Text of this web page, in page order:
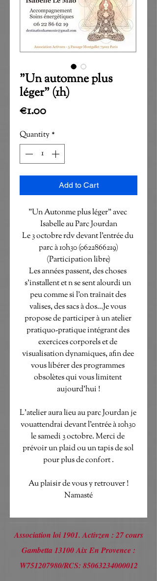
"Un automne plus
léger" (1h)
€1.00Price
Quantity *
Add to Cart
"Un Autonme plus léger" avec
Isabelle au Parc Jourdan
Le 3 octobre rdv devant l'entrée du
parc à 10h30 (0622866219)
(Participation libre)
Les années passent, des choses
s'installent et n se sent alourdi un
peu comme si l'on traînait des
valises, des sacs à dos...Je vous
propose de participer à un atelier
pratiquo-pratique intégrant des
exercices corporels et de
visualisation dynamiques, afin dee
vous libérer des programmes
obsolètes qui vous limitent
aujourd'hui !
L'atelier aura lieu au parc Jourdan je
vouattendrai devant l'entrée à 10h30
le samedi 3 octobre. Merci de
prévoir un plaid ou un tapis de sol
pour plus de confort .
Au plaisir de vous y retrouver !
Namasté
Association loi 1901. Activzen : 27 cours
Gambetta 13100 Aix En Provence :
W751207980/RCS: 85063234000012